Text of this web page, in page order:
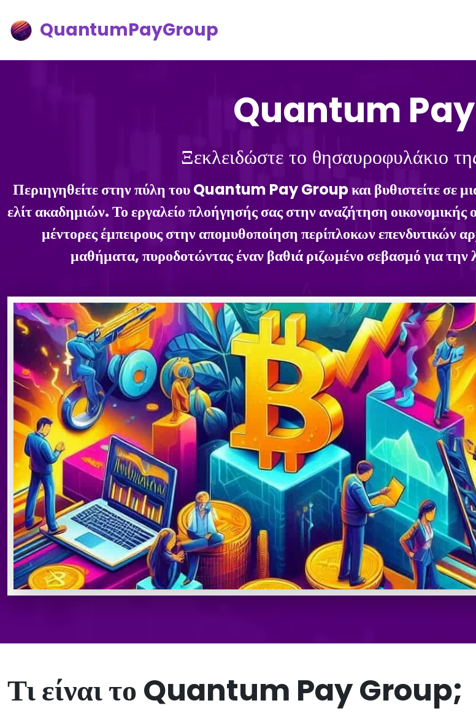
QuantumPayGroup
Quantum
Ξεκλειδώστε το θησαυροφυλάκιο
Περιηγηθείτε στην πύλη του Quantum Pay Group και βυθιστείτε σε
ελίτ ακαδημιών. Το εργαλείο πλοήγησής σας στην αναζήτηση
μέντορες έμπειρους στην απομυθοποίηση περίπλοκων επενδυτικών
μαθήματα, πυροδοτώντας έναν βαθιά ριζωμένο σεβασμό για την
Τι είναι το Quantum Pay Group;